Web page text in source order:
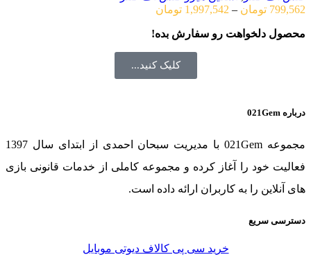
799,562 تومان –
1,997,542 تومان
محصول دلخواهت رو سفارش بده!
کلیک کنید...
درباره 021Gem
مجموعه 021Gem با مدیریت سبحان احمدی از ابتدای سال 1397
فعالیت خود را آغاز کرده و مجموعه کاملی از خدمات قانونی بازی
های آنلاین را به کاربران ارائه داده است.
دسترسی سریع
خرید سی پی کالاف دیوتی موبایل